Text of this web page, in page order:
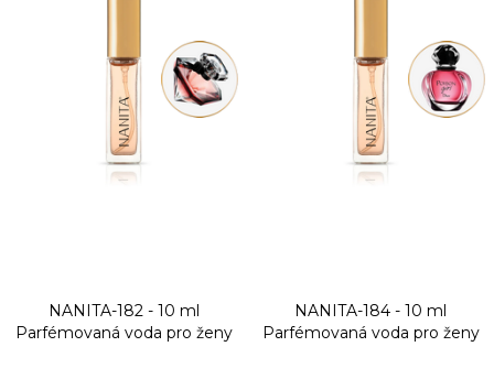
NANITA-182 - 10 ml
Parfémovaná voda pro ženy
NANITA-184 - 10 ml
Parfémovaná voda pro ženy